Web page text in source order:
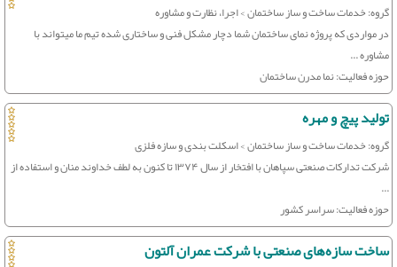
گروه: خدمات ساخت و ساز ساختمان > اجرا، نظارت و مشاوره
در مواردی که پروژه نمای ساختمان شما دچار مشکل فنی و ساختاری شده تیم ما میتواند با
مشاوره ...
حوزه فعالیت: نما مدرن ساختمان
تولید پیچ و مهره
گروه: خدمات ساخت و ساز ساختمان > اسکلت بندی و سازه فلزی
شرکت تدارکات صنعتی سپاهان با افتخار از سال ۱۳۷۴ تا کنون به لطف خداوند منان و استفاده از
...
حوزه فعالیت: سراسر کشور
ساخت سازه‌های صنعتی با شرکت عمران آلتون